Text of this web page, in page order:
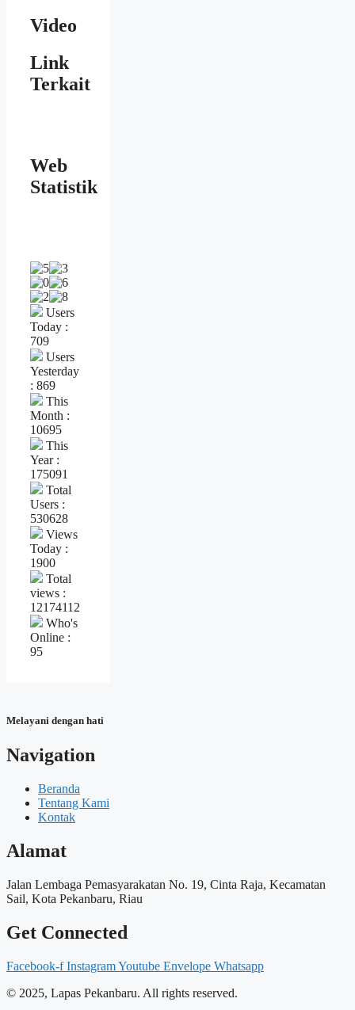
Video
Link
Terkait
Web
Statistik
Users
Today :
709
Users
Yesterday
: 869
This
Month :
10695
This
Year :
175091
Total
Users :
530628
Views
Today :
1900
Total
views :
12174112
Who's
Online :
95
Melayani dengan hati
Navigation
Beranda
Tentang Kami
Kontak
Alamat
Jalan Lembaga Pemasyarakatan No. 19, Cinta Raja, Kecamatan
Sail, Kota Pekanbaru, Riau
Get Connected
Facebook-f InstagramYoutube Envelope Whatsapp
© 2025, Lapas Pekanbaru. All rights reserved.